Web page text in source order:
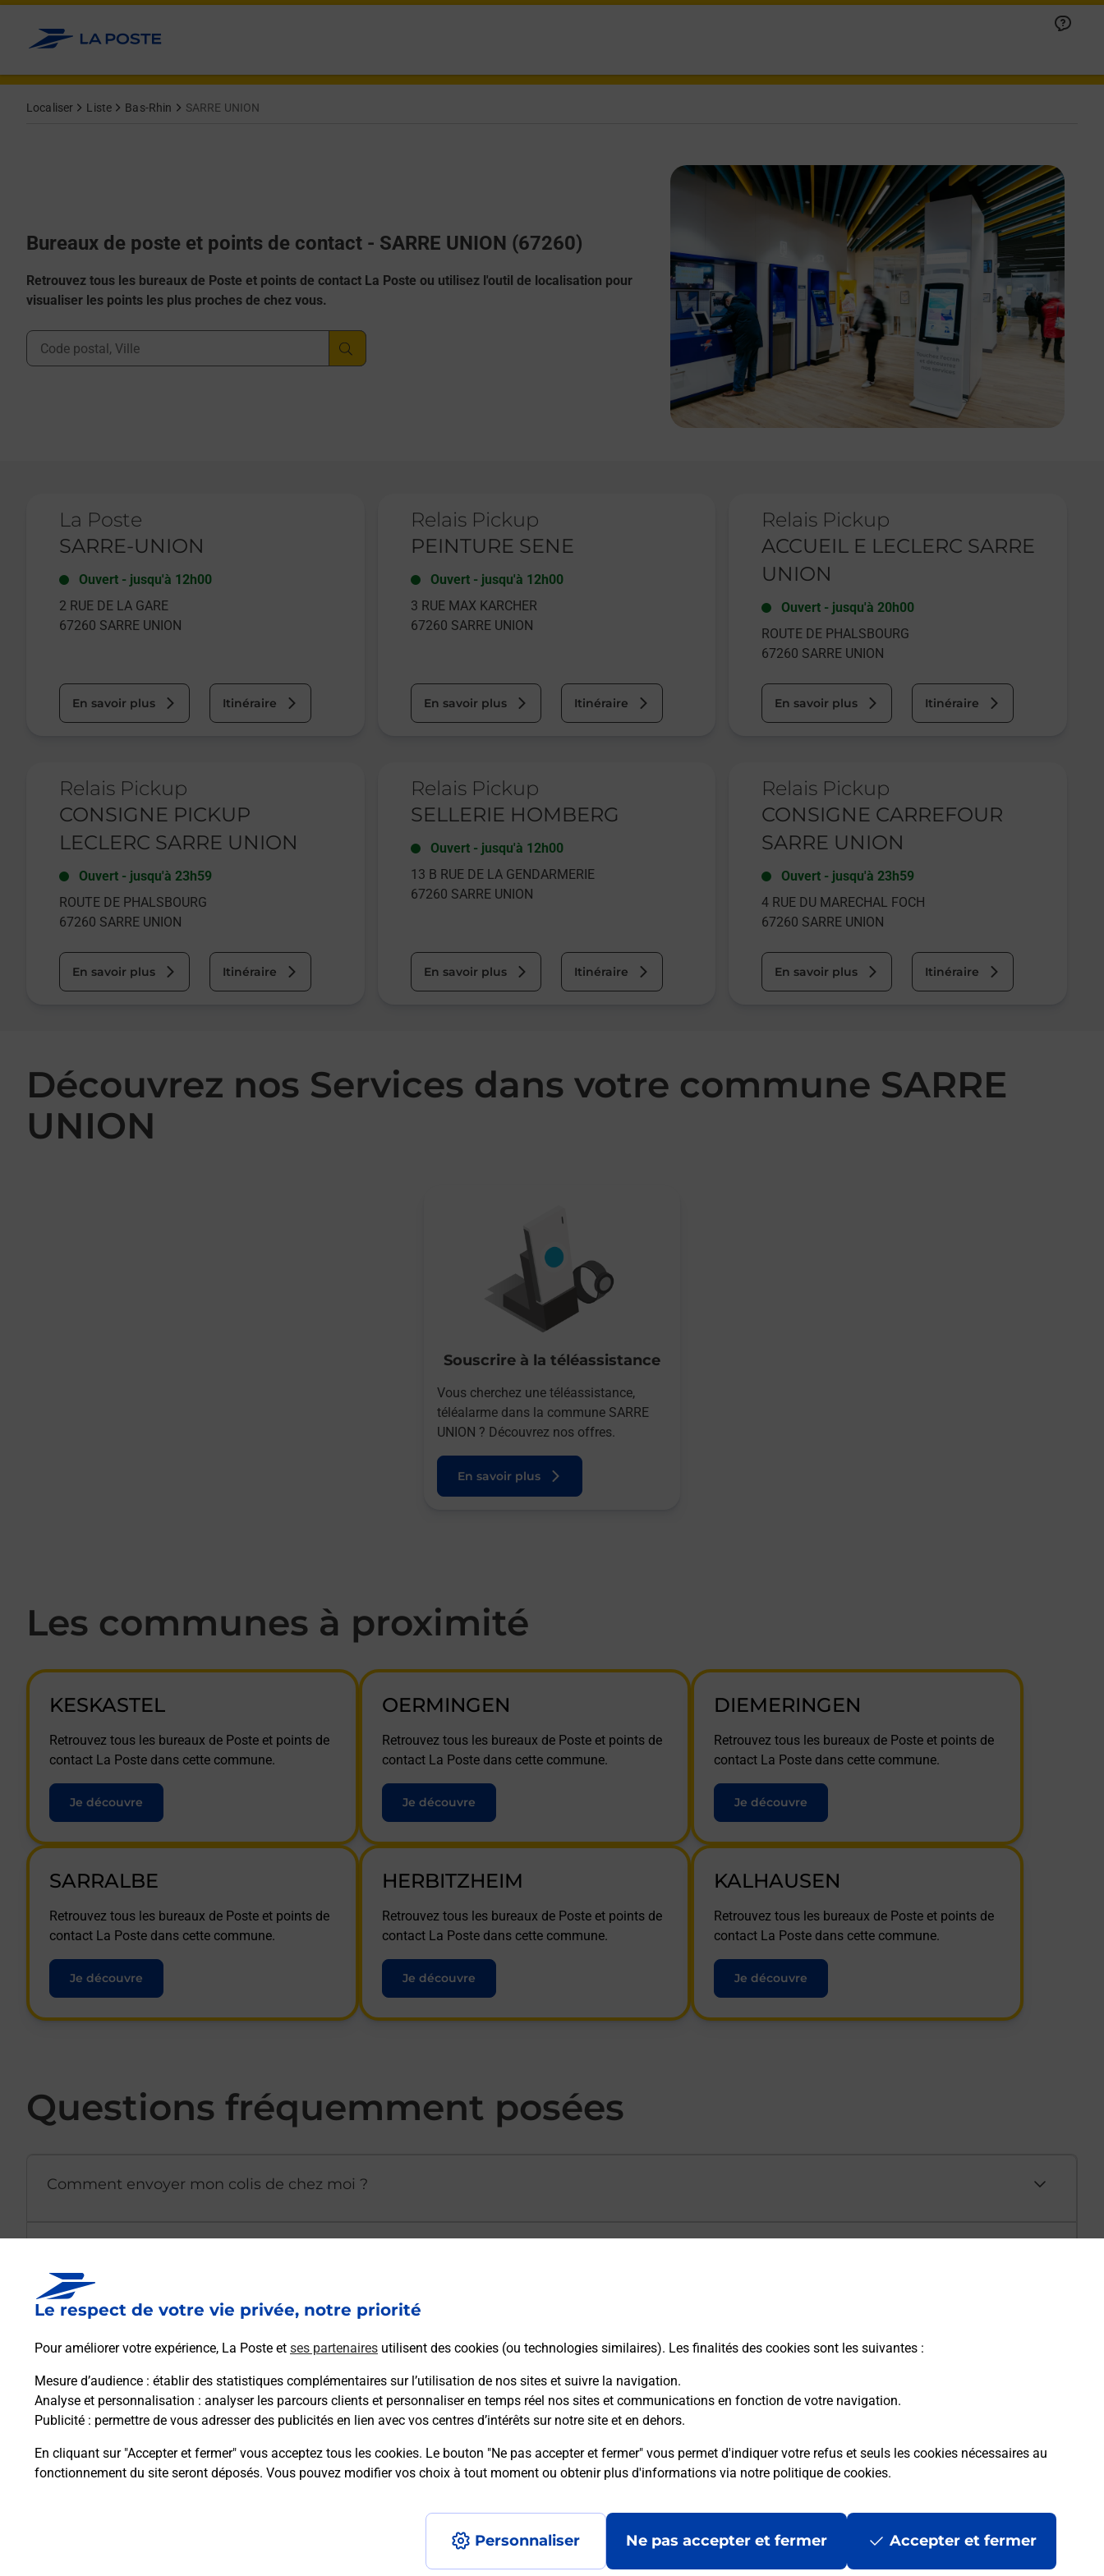
Le respect de votre vie privée, notre priorité
Pour améliorer votre expérience, La Poste et ses partenaires utilisent des cookies (ou technologies similaires). Les finalités des cookies sont les suivantes :
Mesure d’audience : établir des statistiques complémentaires sur l’utilisation de nos sites et suivre la navigation.
Analyse et personnalisation : analyser les parcours clients et personnaliser en temps réel nos sites et communications en fonction de votre navigation.
Publicité : permettre de vous adresser des publicités en lien avec vos centres d’intérêts sur notre site et en dehors.
En cliquant sur "Accepter et fermer" vous acceptez tous les cookies. Le bouton "Ne pas accepter et fermer" vous permet d'indiquer votre refus et seuls les cookies nécessaires au
fonctionnement du site seront déposés. Vous pouvez modifier vos choix à tout moment ou obtenir plus d'informations via notre politique de cookies.
Personnaliser Ne pas accepter et fermer Accepter et fermer
Allez au contenu
Localiser Liste Bas-Rhin SARRE UNION
Bureaux de poste et points de contact - SARRE UNION (67260)
Retrouvez tous les bureaux de Poste et points de contact La Poste ou utilisez l'outil de localisation pour
visualiser les points les plus proches de chez vous.
Ville, Département, Code Postal
La Poste
SARRE-UNION
Ouvert - jusqu'à 12h00
2 RUE DE LA GARE
67260 SARRE UNION
En savoir plus Itinéraire
Relais Pickup
PEINTURE SENE
Ouvert- jusqu'à 12h00
3 RUE MAX KARCHER
67260 SARRE UNION
En savoir plus Itinéraire
Relais Pickup
ACCUEIL E LECLERC SARRE
UNION
Ouvert - jusqu'à 20h00
ROUTE DE PHALSBOURG
67260 SARRE UNION
En savoir plus Itinéraire
Relais Pickup
CONSIGNE PICKUP
LECLERC SARRE UNION
Ouvert - jusqu'à 23h59
ROUTE DE PHALSBOURG
67260 SARRE UNION
En savoir plus Itinéraire
Relais Pickup
SELLERIE HOMBERG
Ouvert- jusqu'à 12h00
13 B RUE DE LA GENDARMERIE
67260 SARRE UNION
En savoir plus Itinéraire
Relais Pickup
CONSIGNE CARREFOUR
SARRE UNION
Ouvert - jusqu'à 23h59
4 RUE DU MARECHAL FOCH
67260 SARRE UNION
En savoir plus Itinéraire
Découvrez nos Services dans votre commune SARRE
UNION
Souscrire à la téléassistance
Vous cherchez une téléassistance,
téléalarme dans la commune SARRE
UNION ? Découvrez nos offres.
En savoir plus
Les communes à proximité
KESKASTEL
Retrouvez tous les bureaux de Poste et points de
contact La Poste dans cette commune.
Je découvre
OERMINGEN
Retrouvez tous les bureaux de Poste et points de
contact La Poste dans cette commune.
Je découvre
DIEMERINGEN
Retrouvez tous les bureaux de Poste et points de
contact La Poste dans cette commune.
Je découvre
SARRALBE
Retrouvez tous les bureaux de Poste et points de
contact La Poste dans cette commune.
Je découvre
HERBITZHEIM
Retrouvez tous les bureaux de Poste et points de
contact La Poste dans cette commune.
Je découvre
KALHAUSEN
Retrouvez tous les bureaux de Poste et points de
contact La Poste dans cette commune.
Je découvre
Questions fréquemment posées
Comment envoyer mon colis de chez moi ?
Afficher ou masquer la réponse
Afficher ou masquer la réponse
Comment demander une modification de livraison ?
Afficher ou masquer la réponse
Comment La Poste participe-t-elle à votre sécurité au quotidien ?
Afficher ou masquer la réponse
Puis-je passer mon code de la route avec La Poste et sous quelles conditions ?
Afficher ou masquer la réponse
Accessibilité : partiellement conforme Mentions légales Données personnelles et cookies